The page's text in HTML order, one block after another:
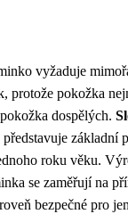
vyžaduje
protože pokožka
dospělých.
představuje základní
roku věku.
se zaměřují na
bezpečné pro